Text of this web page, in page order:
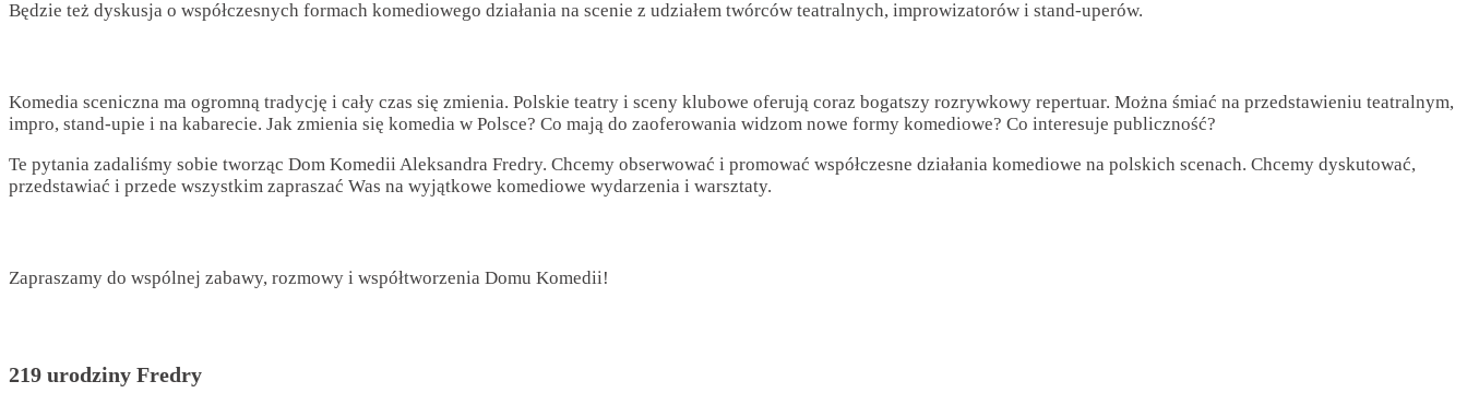
Będzie też dyskusja o współczesnych formach komediowego działania na scenie z udziałem twórców teatralnych, improwizatorów i stand-uperów.
Komedia sceniczna ma ogromną tradycję i cały czas się zmienia. Polskie teatry i sceny klubowe oferują coraz bogatszy rozrywkowy repertuar. Można śmiać na przedstawieniu teatralnym,
impro, stand-upie i na kabarecie. Jak zmienia się komedia w Polsce? Co mają do zaoferowania widzom nowe formy komediowe? Co interesuje publiczność?
Te pytania zadaliśmy sobie tworząc Dom Komedii Aleksandra Fredry. Chcemy obserwować i promować współczesne działania komediowe na polskich scenach. Chcemy dyskutować,
przedstawiać i przede wszystkim zapraszać Was na wyjątkowe komediowe wydarzenia i warsztaty.
Zapraszamy do wspólnej zabawy, rozmowy i współtworzenia Domu Komedii!
219 urodziny Fredry